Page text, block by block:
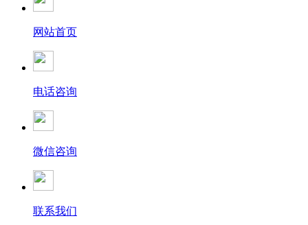
网站首页
电话咨询
微信咨询
联系我们